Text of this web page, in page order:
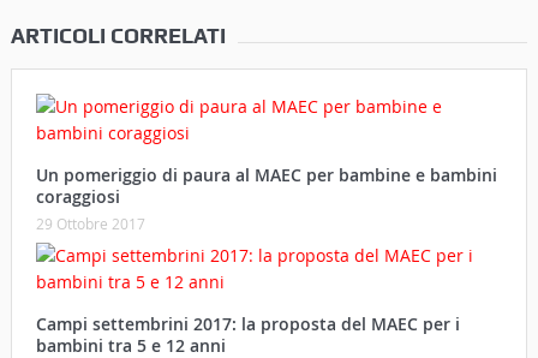
ARTICOLI CORRELATI
Un pomeriggio di paura al MAEC per bambine e bambini
coraggiosi
29 Ottobre 2017
Campi settembrini 2017: la proposta del MAEC per i
bambini tra 5 e 12 anni